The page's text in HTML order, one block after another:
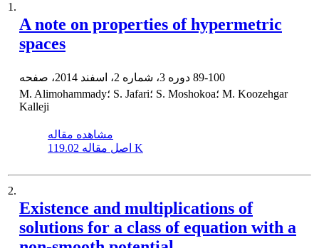
1.
A note on properties of hypermetric
spaces
89-100
M. Alimohammady؛ S. Jafari؛ S. Moshokoa؛ M. Koozehgar
Kalleji
مشاهده مقاله
اصل مقاله 119.02 K
2.
Existence and multiplications of
solutions for a class of equation with a